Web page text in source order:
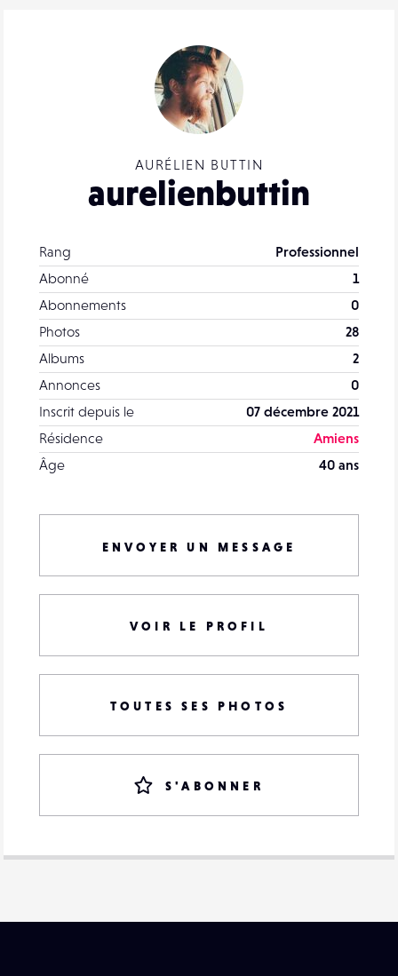
AURÉLIEN BUTTIN
aurelienbuttin
Rang
Professionnel
Abonné
1
Abonnements
0
Photos
28
Albums
2
Annonces
0
Inscrit depuis le
07 décembre 2021
Résidence
Amiens
Âge
40 ans
ENVOYER UN MESSAGE
VOIR LE PROFIL
TOUTES SES PHOTOS
S'ABONNER